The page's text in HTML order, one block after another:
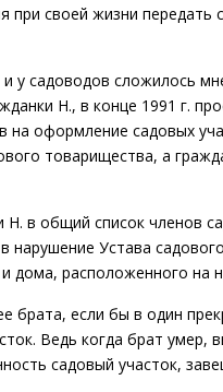
при своей жизни передать
у садоводов сложилось
Н., в конце 1991 г.
оформление садовых
товарищества, а
в общий список членов
Устава
дома, расположенного на
брата, если бы в один
Ведь когда брат умер,
садовый участок,